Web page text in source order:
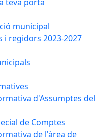
municipal
i regidors 2023-2027
d'Assumptes del
de Comptes
de l'àrea de